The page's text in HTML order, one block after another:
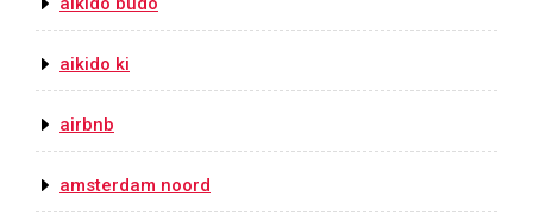
aikido ki
airbnb
amsterdam noord